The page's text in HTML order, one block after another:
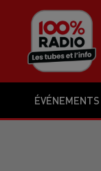
ÉVÉNEMENTS